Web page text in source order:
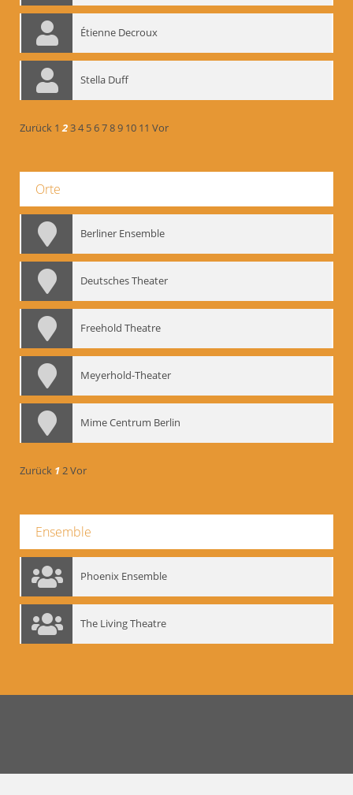
Étienne Decroux
Stella Duff
Zurück 1 234 56789 10 11 Vor
Orte
Berliner Ensemble
Deutsches Theater
Freehold Theatre
Meyerhold-Theater
Mime Centrum Berlin
Zurück 12Vor
Ensemble
Phoenix Ensemble
The Living Theatre